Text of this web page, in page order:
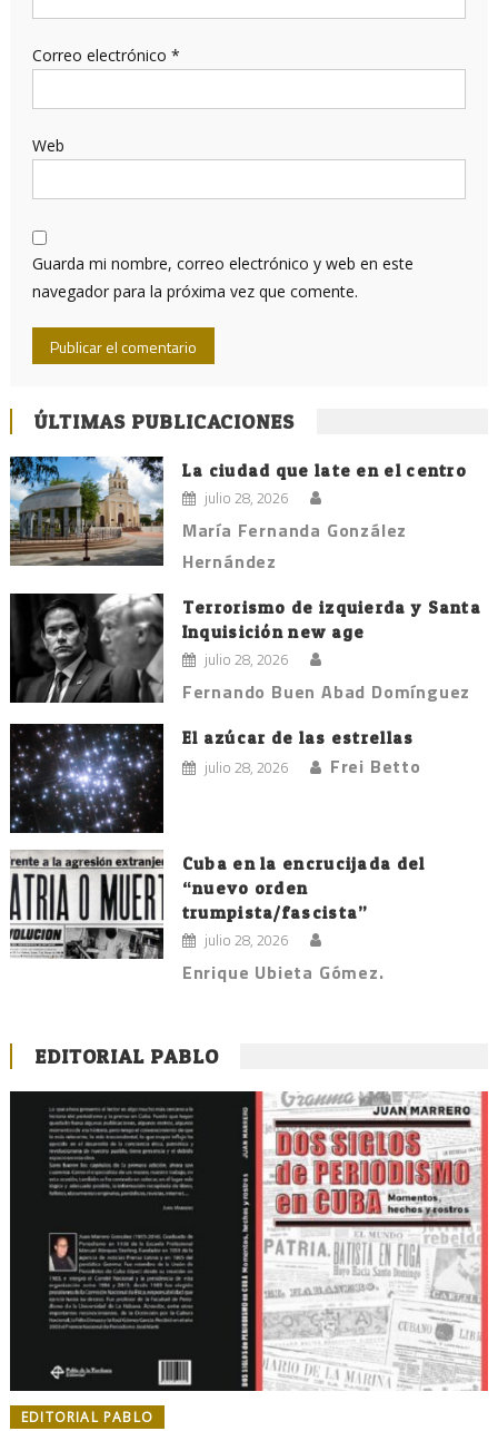
Correo electrónico *
Web
Guarda mi nombre, correo electrónico y web en este
navegador para la próxima vez que comente.
ÚLTIMAS PUBLICACIONES
La ciudad que late en el centro
julio 28, 2026
María Fernanda González
Hernández
Terrorismo de izquierda y Santa
Inquisición new age
julio 28, 2026
Fernando Buen Abad Domínguez
El azúcar de las estrellas
julio 28, 2026 Frei Betto
Cuba en la encrucijada del
“nuevo orden
trumpista/fascista”
julio 28, 2026
Enrique Ubieta Gómez.
EDITORIAL PABLO
EDITORIAL PABLO